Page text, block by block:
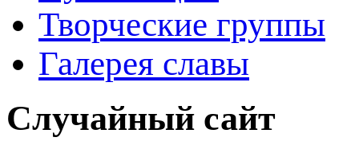
Творческие группы
Галерея славы
Случайный сайт